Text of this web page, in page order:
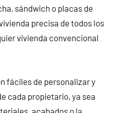
sándwich o placas de
precisa de todos los
vivienda convencional
fáciles de personalizar y
cada propietario, ya sea
acabados o la